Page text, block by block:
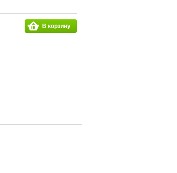
В корзину